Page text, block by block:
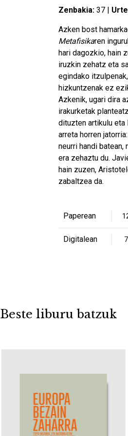
Zenbakia: 37 |
Azken bost
Metafisikaren
hari dagozkio, hain
iruzkin zehatz eta
egindako
hizkuntzenak ez
Azkenik, ugari dira
irakurketak
dituzten artikulu eta
arreta horren
neurri handi
era zehaztu du.
hain zuzen,
zabaltzea da.
Paperean
Digitalean
Beste liburu batzuk